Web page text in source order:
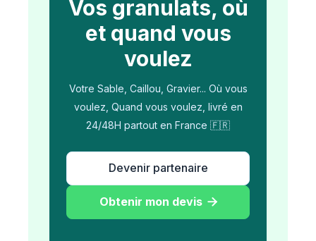
Vos granulats, où
et quand vous
voulez
Votre Sable, Caillou, Gravier... Où vous
voulez, Quand vous voulez, livré en
24/48H partout en France 🇫🇷
Devenir partenaire
Obtenir mon devis 